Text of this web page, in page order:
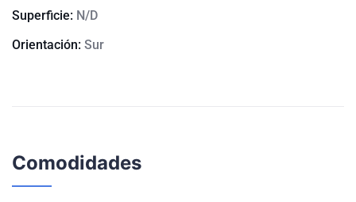
Superficie: N/D
Orientación: Sur
Comodidades